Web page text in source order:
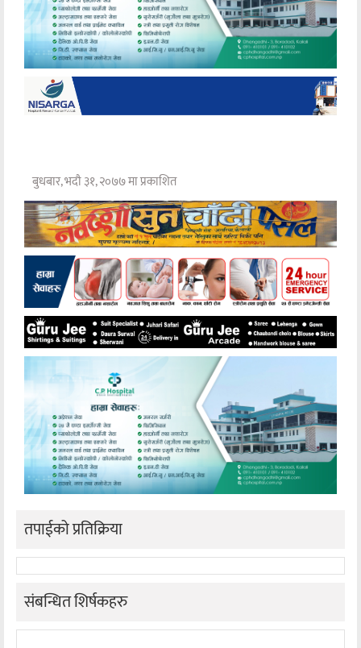
बुधबार, भदौ ३१, २०७७ मा प्रकाशित
तपाईको प्रतिक्रिया
संबन्धित शिर्षकहरु